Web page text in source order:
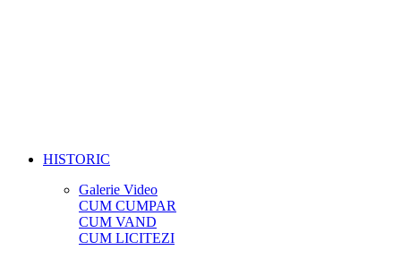
HISTORIC
Galerie Video
CUM CUMPAR
CUM VAND
CUM LICITEZI